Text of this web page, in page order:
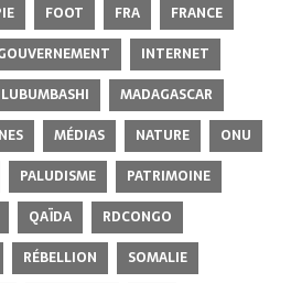
FOOT FRA
FRANCE
INTERNET
LUBUMBASHI
MADAGASCAR
MÉDIAS NATURE
ONU
PALUDISME
PATRIMOINE
QAÏDA
RDCONGO
RÉBELLION
SOMALIE